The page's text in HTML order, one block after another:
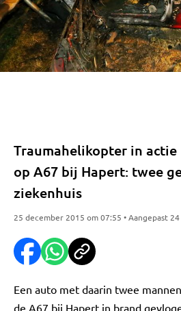
Traumahelikopter in
op A67 bij Hapert: twee
ziekenhuis
25 december 2015 om 07:55 • Aangepast
Een auto met daarin twee
de A67 bij Hapert in brand